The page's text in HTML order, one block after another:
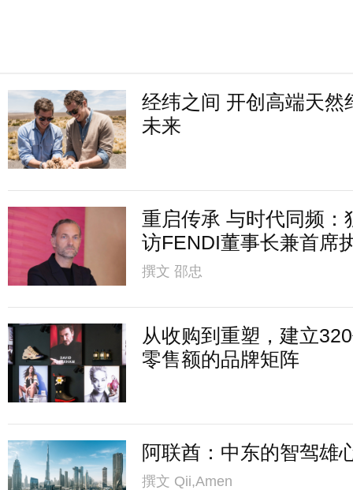
经纬之间 开创高端天然
未来
重启传承 与时代同频：
访FENDI董事长兼首席
撰文 邵忠
从收购到重塑，建立
零售额的品牌矩阵
阿联酋：中东的智驾雄
撰文 Qii,Amen